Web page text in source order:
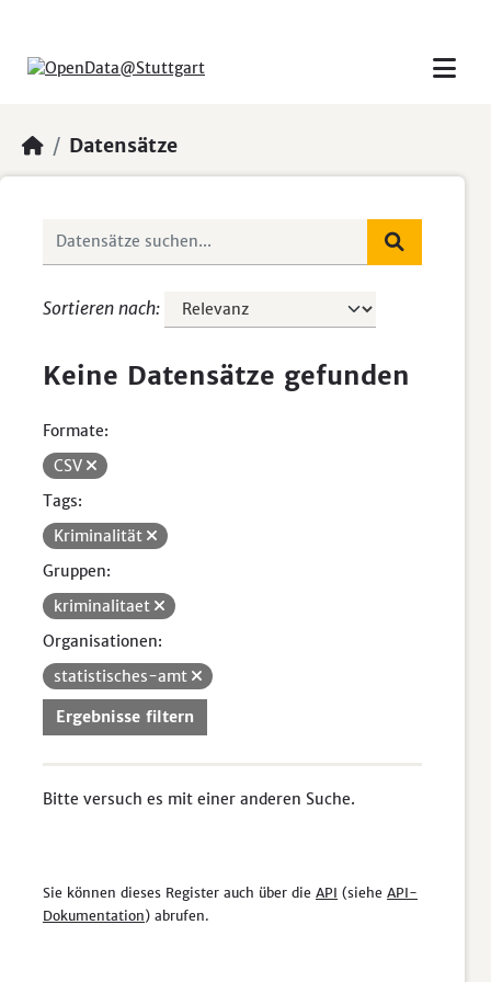
Datensätze
Sortieren nach
Keine Datensätze gefunden
Formate:
CSV
Tags:
Kriminalität
Gruppen:
kriminalitaet
Organisationen:
statistisches-amt
Ergebnisse filtern
Bitte versuch es mit einer anderen Suche.
Sie können dieses Register auch über die API (siehe API-
Dokumentation) abrufen.